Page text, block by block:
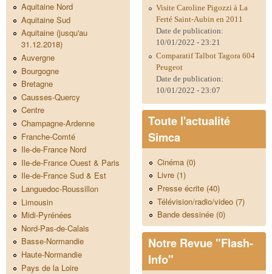
Aquitaine Nord
Aquitaine Sud
Aquitaine (jusqu'au
31.12.2018)
Auvergne
Bourgogne
Bretagne
Causses-Quercy
Centre
Champagne-Ardenne
Franche-Comté
Ile-de-France Nord
Ile-de-France Ouest & Paris
Ile-de-France Sud & Est
Languedoc-Roussillon
Limousin
Midi-Pyrénées
Nord-Pas-de-Calais
Basse-Normandie
Haute-Normandie
Pays de la Loire
Visite Caroline Pigozzi à La
Ferté Saint-Aubin en 2011
Date de publication:
10/01/2022 - 23:21
Comparatif Talbot Tagora 604
Peugeot
Date de publication:
10/01/2022 - 23:07
Toute l'actualité
Simca
Cinéma (0)
Livre (1)
Presse écrite (40)
Télévision/radio/video (7)
Bande dessinée (0)
Notre Revue "Flash-
Info"